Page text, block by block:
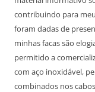
contribuindo para
foram dadas de
minhas facas são
permitido a
com aço inoxidável,
combinados nos